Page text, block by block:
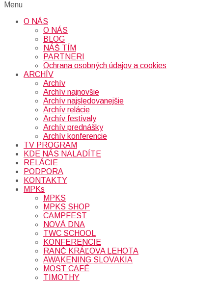
Menu
O NÁS
O NÁS
BLOG
NÁŠ TÍM
PARTNERI
Ochrana osobných údajov a cookies
ARCHÍV
Archív
Archív najnovšie
Archív najsledovanejšie
Archív relácie
Archív festivaly
Archív prednášky
Archív konferencie
TV PROGRAM
KDE NÁS NALADÍTE
RELÁCIE
PODPORA
KONTAKTY
MPKs
MPKS
MPKS SHOP
CAMPFEST
NOVÁ DNA
TWC SCHOOL
KONFERENCIE
RANČ KRÁĽOVA LEHOTA
AWAKENING SLOVAKIA
MOST CAFÉ
TIMOTHY